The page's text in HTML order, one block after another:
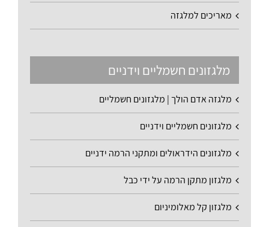
מאריכים למלגזה
מלגזונים חשמליים וידניים
מלגזה אדם הולך | מלגזונים חשמליים
מלגזונים חשמליים וידניים
מלגזונים הידראולים ומתקני הרמה ידניים
מלגזון מתקן הרמה על ידי כבל
מלגזון קל מאלומיניום